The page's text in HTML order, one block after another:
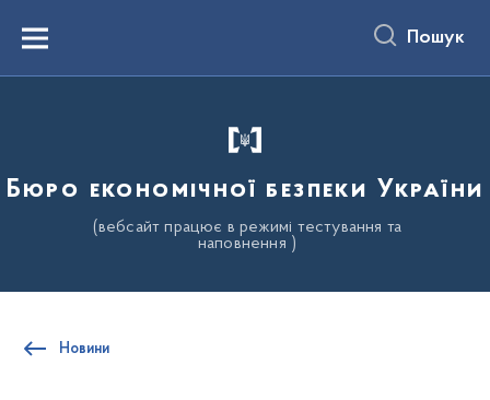
вмістуMenu Пошук
Бюро економічної безпеки України
(вебсайт працює в режимі тестування та
наповнення )
Новини